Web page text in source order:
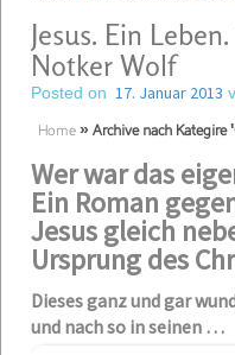
Jesus. Ein
Notker Wolf
Posted on 17. Januar 2013
Home » Archive nach Kategire
Wer war das
Ein Roman
Jesus gleich
Ursprung des
Dieses ganz und gar
und nach so in seinen …